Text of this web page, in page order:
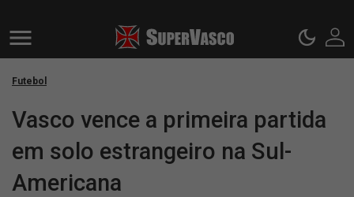
Futebol
Vasco vence a primeira partida
em solo estrangeiro na Sul-
Americana